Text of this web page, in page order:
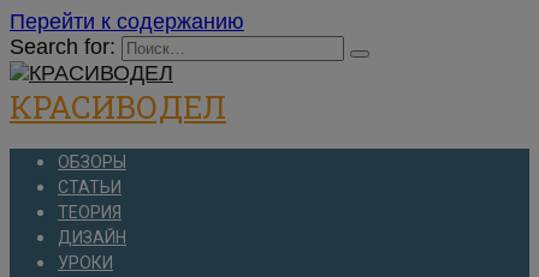
Перейти к содержанию
Search for:
КРАСИВОДЕЛ
ОБЗОРЫ
СТАТЬИ
ТЕОРИЯ
ДИЗАЙН
УРОКИ